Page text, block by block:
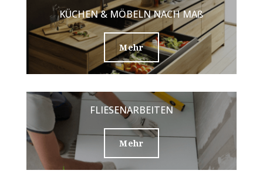
KÜCHEN & MÖBELN NACH MAß
Mehr
FLIESENARBEITEN
Mehr